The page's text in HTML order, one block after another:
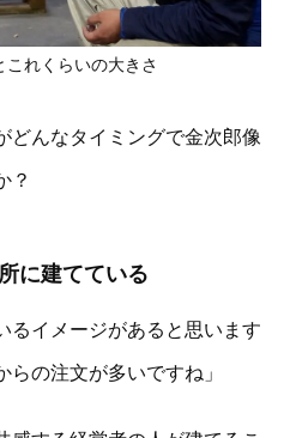
これくらいの大きさ
どんなタイミングで金次郎像
？
に建てている
るイメージがあると思います
の注文が多いですね」